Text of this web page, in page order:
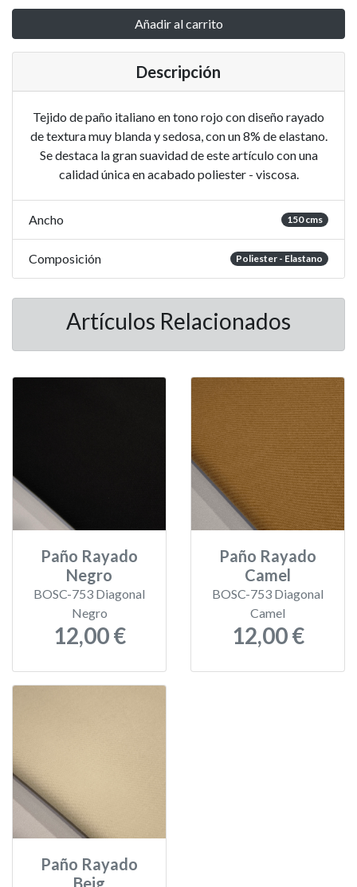
Añadir al carrito
Descripción
Tejido de paño italiano en tono rojo con diseño rayado
de textura muy blanda y sedosa, con un 8% de elastano.
Se destaca la gran suavidad de este artículo con una
calidad única en acabado poliester - viscosa.
Ancho 150 cms
Composición Poliester - Elastano
Artículos Relacionados
Paño Rayado
Negro
BOSC-753 Diagonal
Negro
12,00 €
Paño Rayado
Camel
BOSC-753 Diagonal
Camel
12,00 €
Paño Rayado
Beig